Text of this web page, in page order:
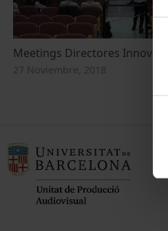
de
Meetings Directores
27 Noviembre, 2018